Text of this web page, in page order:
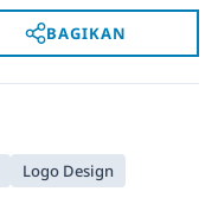
BAGIKAN
Logo Design